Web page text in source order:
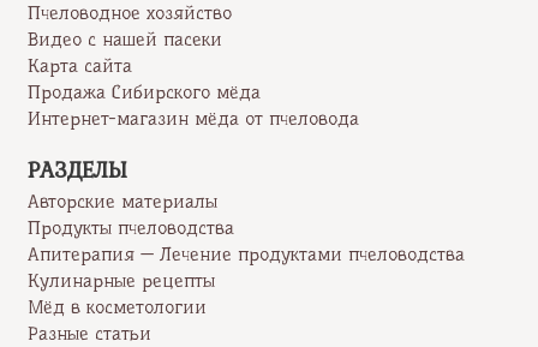
Пчеловодное хозяйство
Видео с нашей пасеки
Карта сайта
Продажа Сибирского мёда
Интернет-магазин мёда от пчеловода
РАЗДЕЛЫ
Авторские материалы
Продукты пчеловодства
Апитерапия — Лечение продуктами пчеловодства
Кулинарные рецепты
Мёд в косметологии
Разные статьи